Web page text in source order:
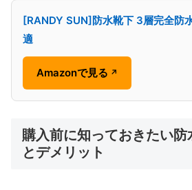
[RANDY SUN]防水靴下 3層完全防
適
Amazonで見る ↗
購入前に知っておきたい防
とデメリット